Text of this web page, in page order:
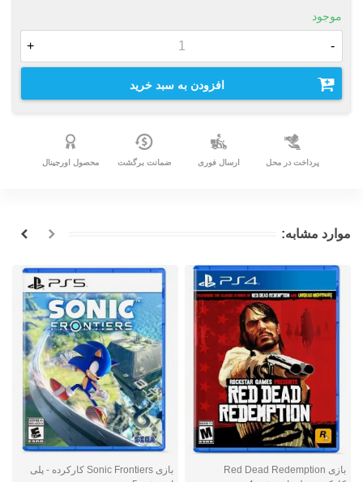
موجود
-
+
افزودن به سبد خرید
پرداخت در محل ارسال فوری ضمانت برگشت محصول اورجینال
موارد مشابه:
بازی Red Dead Redemption
بازی Sonic Frontiers کارکرده - پلی